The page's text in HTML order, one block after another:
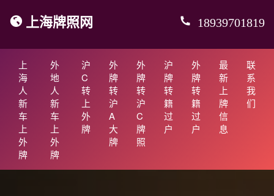
上海牌照网 18939701819
上
海
人
新
车
上
外
牌
外
地
人
新
车
上
外
牌
沪
C
转
上
外
牌
外
牌
转
沪
A
大
牌
外
牌
转
沪
C
牌
照
沪
牌
转
籍
过
户
外
牌
转
籍
过
户
最
新
上
牌
信
息
联
系
我
们